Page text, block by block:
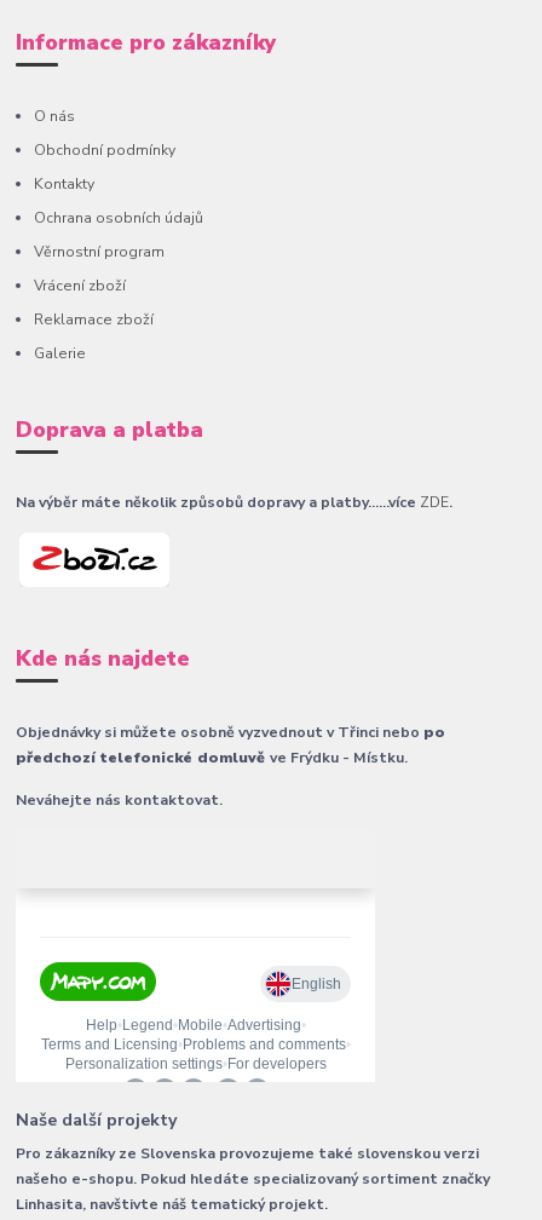
Informace pro zákazníky
O nás
Obchodní podmínky
Kontakty
Ochrana osobních údajů
Věrnostní program
Vrácení zboží
Reklamace zboží
Galerie
Doprava a platba
Na výběr máte několik způsobů dopravy a platby......více ZDE.
Kde nás najdete
Objednávky si můžete osobně vyzvednout v Třinci nebo po
předchozí telefonické domluvěve Frýdku - Místku.
Neváhejte nás kontaktovat.
Naše další projekty
Pro zákazníky ze Slovenska provozujeme také slovenskou verzi
našeho e-shopu. Pokud hledáte specializovaný sortiment značky
Linhasita, navštivte náš tematický projekt.